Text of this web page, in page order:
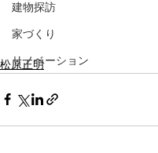
建物探訪
家づくり
リノベーション
松原正明